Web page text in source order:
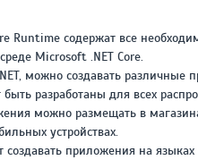
Runtime содержат все
Microsoft .NET Core.
можно создавать
разработаны для всех
можно размещать в
устройствах.
создавать приложения на